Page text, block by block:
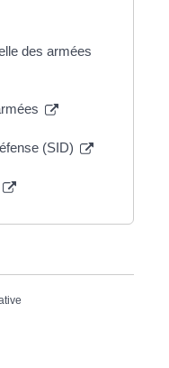
des armées
(SID)